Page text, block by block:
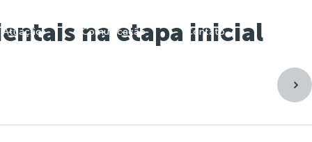
Atuação Comunicação Contato
na etapa inicial